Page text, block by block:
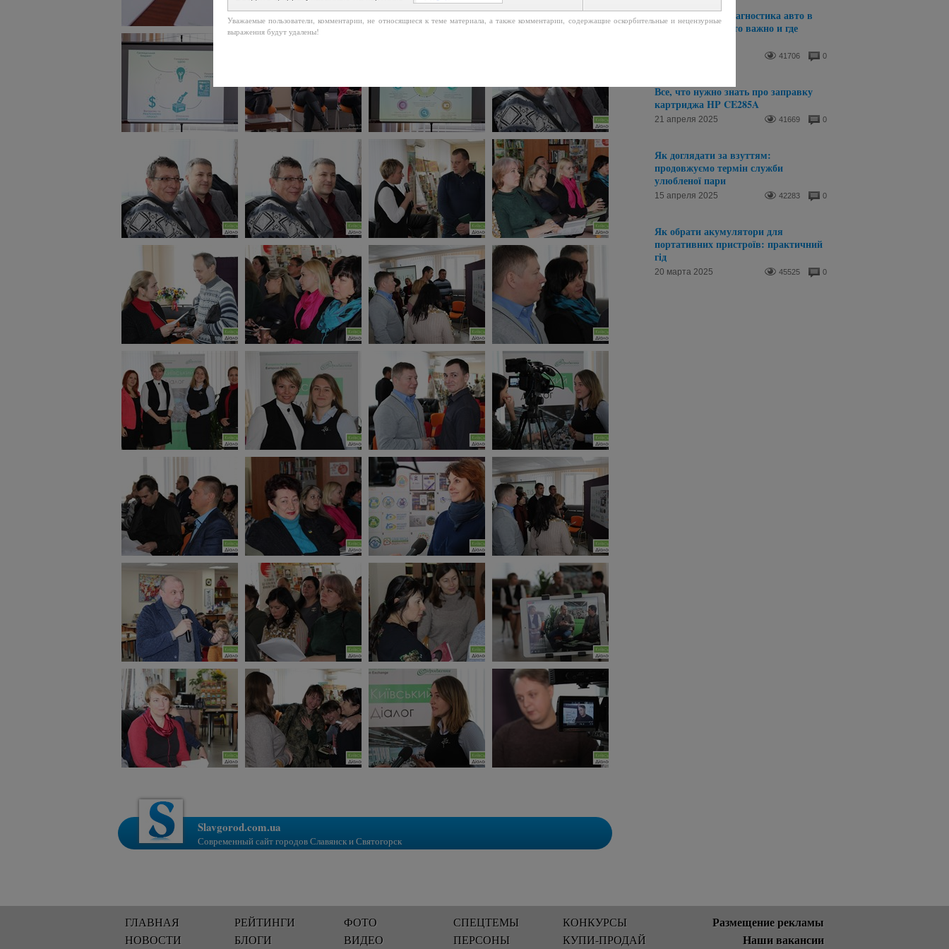
Уважаемые пользователи, комментарии, не относящиеся к теме материала, а также комментарии, содержащие оскорбительные и нецензурные
выражения будут удалены!
Slavgorod.com.ua
Современный сайт городов Славянск и Святогорск
Компьютерная диагностика авто в
Днепре: почему это важно и где
41706 0
Все, что нужно знать про заправку
картриджа HP CE285A
21 апреля 2025 41669 0
Як доглядати за взуттям:
продовжуємо термін служби
улюбленої пари
15 апреля 2025 42283 0
Як обрати акумулятори для
портативних пристроїв: практичний
гід
20 марта 2025 45525 0
ГЛАВНАЯ
НОВОСТИ
РЕЙТИНГИ
БЛОГИ
ФОТО
ВИДЕО
СПЕЦТЕМЫ
ПЕРСОНЫ
КОНКУРСЫ
КУПИ-ПРОДАЙ
Размещение рекламы
Наши вакансии